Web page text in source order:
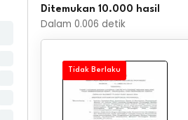
Infografis Regulasi
Direktori Regulasi
Program Perencanaan
Ditemukan 10.000 hasil
Dalam0.006 detik
Tidak Berlaku